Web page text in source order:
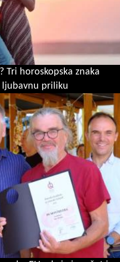
Tri horoskopska znaka
ljubavnu priliku